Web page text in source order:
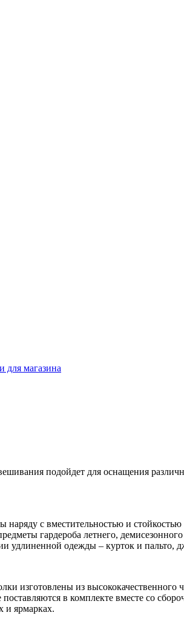
для магазина
подойдет для оснащения
с вместительностью и
гардероба летнего,
удлиненной одежды – курток и пальто,
изготовлены из
в комплекте вместе со
и ярмарках.